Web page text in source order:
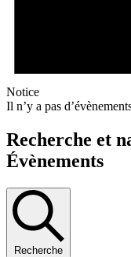
Notice
Il n’y a pas
Recherche et
Évènements
Recherche